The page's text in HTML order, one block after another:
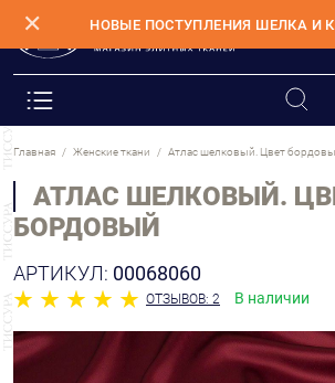
✕ НОВЫЕ ПОСТУПЛЕНИЯ ШЕЛКА И
Главная Женские ткани Атлас шелковый. Цвет
АТЛАС ШЕЛКОВЫЙ.
БОРДОВЫЙ
АРТИКУЛ: 00068060
ОТЗЫВОВ: 2 В наличии